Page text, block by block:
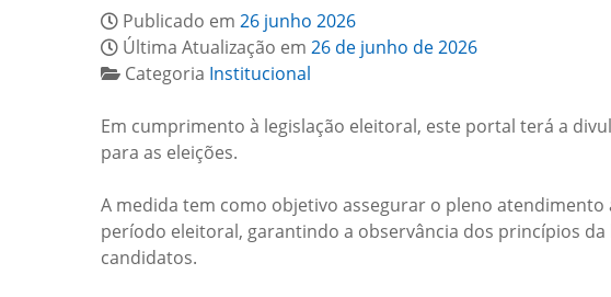
Publicado em 26 junho 2026
Última Atualização em 26 de junho de 2026
Categoria Institucional
Em cumprimento à legislação eleitoral, este portal terá a
para as eleições.
A medida tem como objetivo assegurar o pleno
período eleitoral, garantindo a observância dos princípios
candidatos.